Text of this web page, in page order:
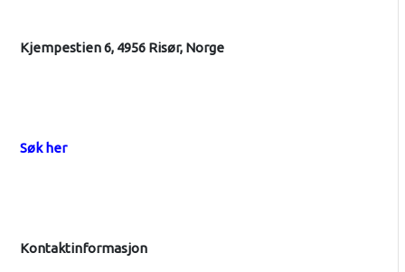
Kjempestien 6, 4956 Risør, Norge
Søk her
Kontaktinformasjon